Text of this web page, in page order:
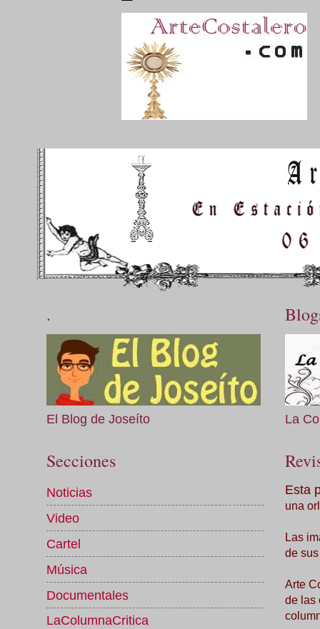
.
El Blog de Joseíto
Secciones
Noticias
Video
Cartel
Música
Documentales
LaColumnaCritica
La
Esta
una
Las
de
Arte
de las